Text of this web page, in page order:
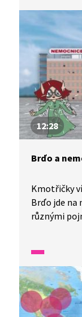
12:28
Brďo a
Kmotřičky
Brďo jde na
různými
vysvětlují a